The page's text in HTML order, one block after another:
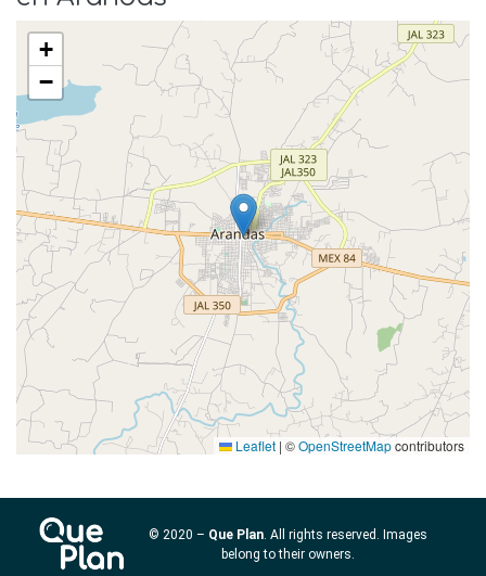
+
−
Leaflet | ©OpenStreetMapcontributors
© 2020 – Que Plan. All rights reserved. Images
belong to their owners.